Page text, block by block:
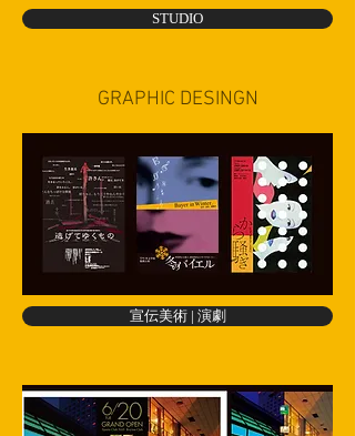
STUDIO
GRAPHIC DESINGN
宣伝美術 | 演劇